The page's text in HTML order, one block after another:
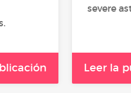
severe
Leer la